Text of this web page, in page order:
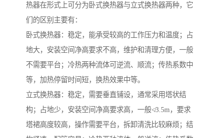
热器在形式上可分为卧式换热器与立式换热器两种，它
们的区别主要有：
卧式换热器：稳定，能承受较高的工作压力和温度；占
地大，安装空间净高要求不高，维护和清理方便，一般
不需要平台；冷热两种流体可逆流、顺流；传热系数中
等，加热停留时间短，换热效果中等。
立式换热器：稳定，需要垂直铺设，通常采用塔状结
构；占地少，安装空间净高要求高，一般≮3.5m，要求
塔裙高度较高，操作需要平台，拆卸清洗比较麻烦；结